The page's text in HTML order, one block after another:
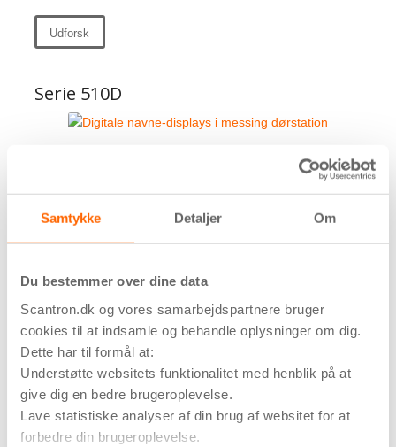
Samtykke Detaljer Om
Du bestemmer over dine data
Scantron.dk og vores samarbejdspartnere bruger
cookies til at indsamle og behandle oplysninger om dig.
Dette har til formål at:
Understøtte websitets funktionalitet med henblik på at
give dig en bedre brugeroplevelse.
Lave statistiske analyser af din brug af websitet for at
forbedre din brugeroplevelse.
Udforsk
Serie 510D
beboernavne ved til- og fraflytninger i ejendommen.
Dørstationen kan leveres i et planforsænket eller
MIx
Modulopbygget dørstation med digitalt display og
mulighed for at betjene op til 1000 brugere/lejligheder pr.